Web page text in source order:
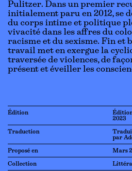
Pulitzer. Dans un premier
initialement paru en 2012, se
du corps intime et politique
vivacité dans les affres du
racisme et du sexisme. Fin et
travail met en exergue la
traversée de violences, de
présent et éveiller les
Édition
2023
Traduction
par
Proposé en Mars
Collection